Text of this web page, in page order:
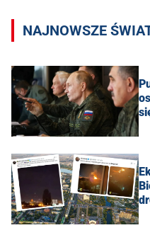
NAJNOWSZE